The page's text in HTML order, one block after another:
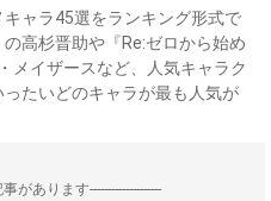
ャラ45選をランキング形式で
高杉晋助や『Re:ゼロから始め
メイザースなど、人気キャラク
たいどのキャラが最も人気が
があります--------------------